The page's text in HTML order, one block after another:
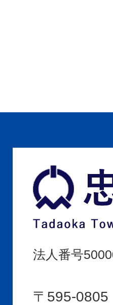
忠
岡
町
Tadaoka
Town
法人番号
〒595-